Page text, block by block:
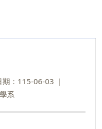
期：115-06-03
系